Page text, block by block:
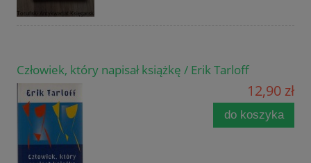
Człowiek, który napisał książkę / Erik Tarloff
12,90 zł
do koszyka